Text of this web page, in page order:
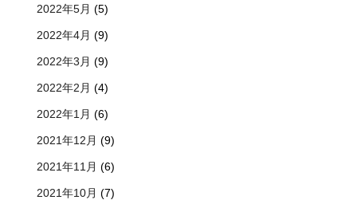
2022年5月 (5)
2022年4月 (9)
2022年3月 (9)
2022年2月 (4)
2022年1月 (6)
2021年12月 (9)
2021年11月 (6)
2021年10月 (7)